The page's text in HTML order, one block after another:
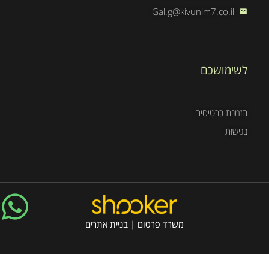
Gal.g@kivunim7.co.il
לשימושכם
הזמנת כרטיסים
נגישות
משרד פרסום | בניית אתרים